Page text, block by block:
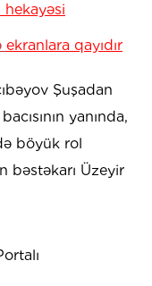
hekayəsi
ekranlara qayıdır
Şuşadan
yanında,
böyük rol
bəstəkarı Üzeyir